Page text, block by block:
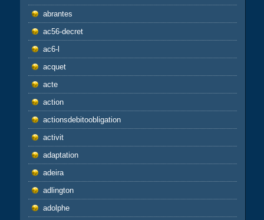
abrantes
ac56-decret
ac6-l
acquet
acte
action
actionsdebitoobligation
activit
adaptation
adeira
adlington
adolphe